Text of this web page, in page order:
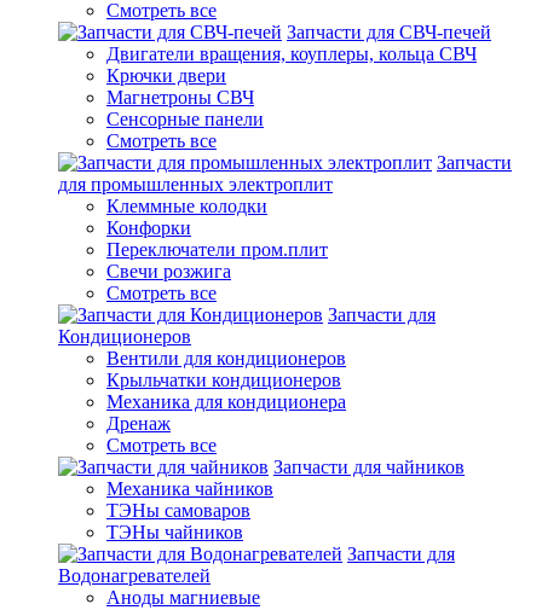
Смотреть все
Запчасти для СВЧ-печей
Двигатели вращения, коуплеры, кольца СВЧ
Крючки двери
Магнетроны СВЧ
Сенсорные панели
Смотреть все
Запчасти
для промышленных электроплит
Клеммные колодки
Конфорки
Переключатели пром.плит
Свечи розжига
Смотреть все
Запчасти для
Кондиционеров
Вентили для кондиционеров
Крыльчатки кондиционеров
Механика для кондиционера
Дренаж
Смотреть все
Запчасти для чайников
Механика чайников
ТЭНы самоваров
ТЭНы чайников
Запчасти для
Водонагревателей
Аноды магниевые